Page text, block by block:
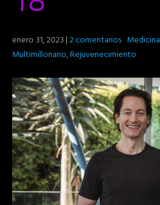
enero 31, 2023|2 comentarios Medicina
Multimillonario,Rejuvenecimiento